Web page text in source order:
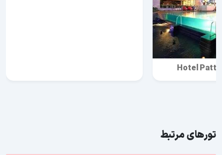
Hotel
تورهای مرتبط